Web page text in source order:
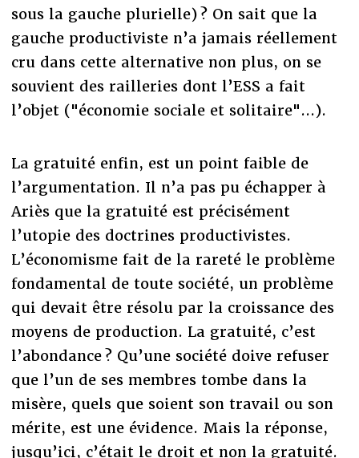
sous la gauche plurielle) ? On sait que la
gauche productiviste n’a jamais réellement
cru dans cette alternative non plus, on se
souvient des railleries dont l’ESS a fait
l’objet ("économie sociale et solitaire"...).
La gratuité enfin, est un point faible de
l’argumentation. Il n’a pas pu échapper à
Ariès que la gratuité est précisément
l’utopie des doctrines productivistes.
L’économisme fait de la rareté le problème
fondamental de toute société, un problème
qui devait être résolu par la croissance des
moyens de production. La gratuité, c’est
l’abondance ? Qu’une société doive refuser
que l’un de ses membres tombe dans la
misère, quels que soient son travail ou son
mérite, est une évidence. Mais la réponse,
jusqu’ici, c’était le droit et non la gratuité.